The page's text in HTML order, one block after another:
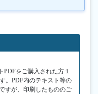
PDFをご購入された方１
。PDF内のテキスト等の
すが、印刷したもののご